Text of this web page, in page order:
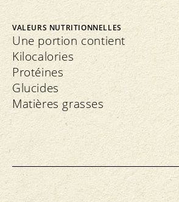
VALEURS NUTRITIONNELLES
Une portion contient
Kilocalories
Protéines
Glucides
Matières grasses